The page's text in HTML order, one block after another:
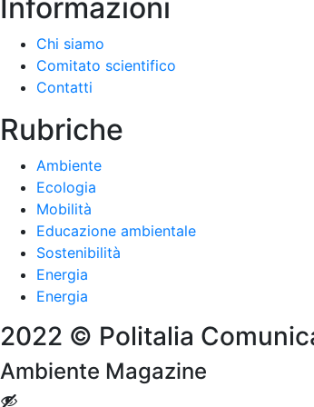
Informazioni
Chi siamo
Comitato scientifico
Contatti
Rubriche
Ambiente
Ecologia
Mobilità
Educazione ambientale
Sostenibilità
Energia
Energia
2022 © Politalia
Ambiente Magazine